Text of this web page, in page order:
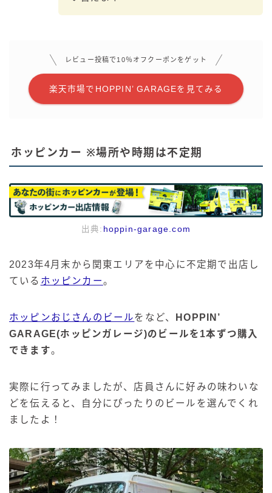
レビュー投稿で10％オフクーポンをゲット
楽天市場でHOPPIN’ GARAGEを見てみる
ホッピンカー ※場所や時期は不定期
出典: hoppin-garage.com
2023年4月末から関東エリアを中心に不定期で出店し
ている ホッピンカー。
ホッピンおじさんのビールをなど、
HOPPIN’
GARAGE(ホッピンガレージ)のビールを1本ずつ購入
できます。
実際に行ってみましたが、店員さんに好みの味わいな
どを伝えると、自分にぴったりのビールを選んでくれ
ましたよ！